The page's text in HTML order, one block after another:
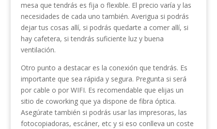
mesa que tendrás es fija o flexible. El precio varía y las
necesidades de cada uno también. Averigua si podrás
dejar tus cosas allí, si podrás quedarte a comer allí, si
hay cafetera, si tendrás suficiente luz y buena
ventilación.
Otro punto a destacar es la conexión que tendrás. Es
importante que sea rápida y segura. Pregunta si será
por cable o por WIFI. Es recomendable que elijas un
sitio de coworking que ya dispone de fibra óptica.
Asegúrate también si podrás usar las impresoras, las
fotocopiadoras, escáner, etc y si eso conlleva un coste